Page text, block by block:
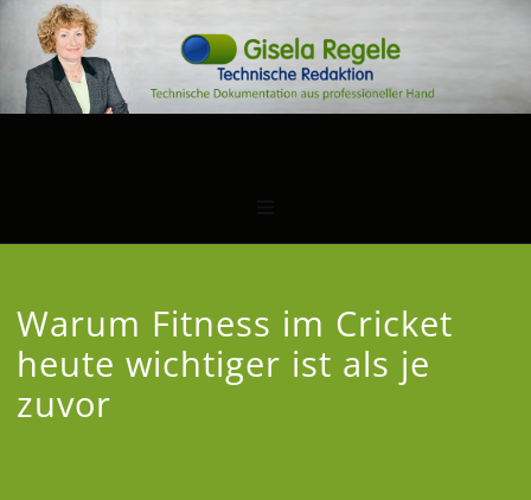
Warum Fitness im Cricket
heute wichtiger ist als je
zuvor